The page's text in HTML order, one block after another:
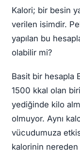
Kalori; bir besin
verilen isimdir.
yapılan bu
olabilir mi?
Basit bir hesapla
1500 kkal olan
yediğinde kilo
olmuyor. Aynı
vücudumuza
kalorinin